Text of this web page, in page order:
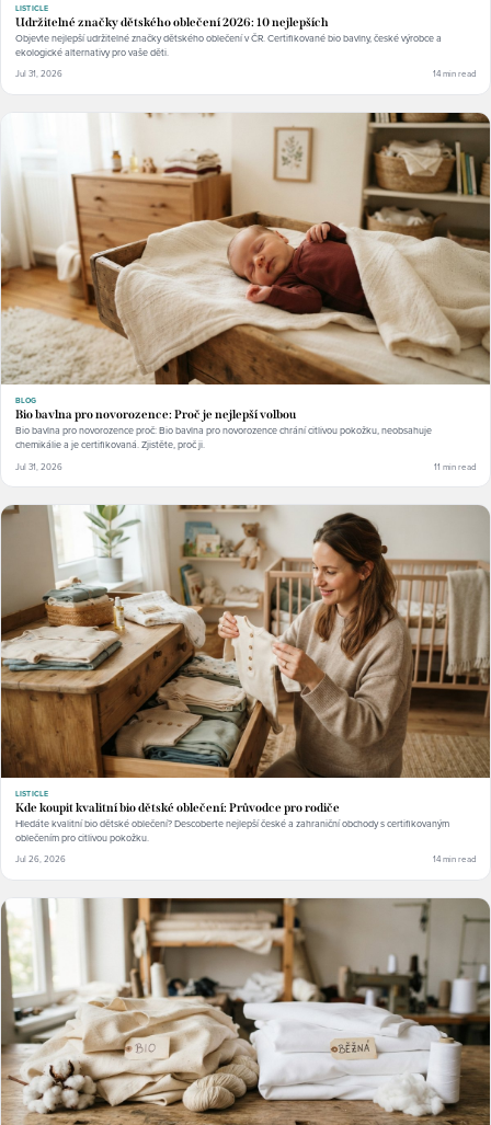
LISTICLE
Udržitelné značky dětského oblečení 2026: 10 nejlepších
Objevte nejlepší udržitelné značky dětského oblečení v ČR. Certifikované bio bavlny, české výrobce a
ekologické alternativy pro vaše děti.
Jul 31, 2026 14 min read
BLOG
Bio bavlna pro novorozence: Proč je nejlepší volbou
Bio bavlna pro novorozence proč: Bio bavlna pro novorozence chrání citlivou pokožku, neobsahuje
chemikálie a je certifikovaná. Zjistěte, proč ji.
Jul 31, 2026 11 min read
LISTICLE
Kde koupit kvalitní bio dětské oblečení: Průvodce pro rodiče
Hledáte kvalitní bio dětské oblečení? Descoberte nejlepší české a zahraniční obchody s certifikovaným
oblečením pro citlivou pokožku.
Jul 26, 2026 14 min read